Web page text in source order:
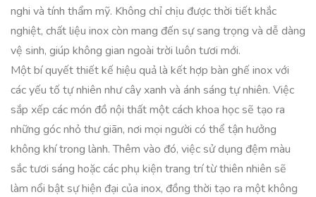
nghi và tính thẩm mỹ. Không chỉ chịu được thời tiết khắc
nghiệt, chất liệu inox còn mang đến sự sang trọng và dễ dàng
vệ sinh, giúp không gian ngoài trời luôn tươi mới.
Một bí quyết thiết kế hiệu quả là kết hợp bàn ghế inox với
các yếu tố tự nhiên như cây xanh và ánh sáng tự nhiên. Việc
sắp xếp các món đồ nội thất một cách khoa học sẽ tạo ra
những góc nhỏ thư giãn, nơi mọi người có thể tận hưởng
không khí trong lành. Thêm vào đó, việc sử dụng đệm màu
sắc tươi sáng hoặc các phụ kiện trang trí từ thiên nhiên sẽ
làm nổi bật sự hiện đại của inox, đồng thời tạo ra một không